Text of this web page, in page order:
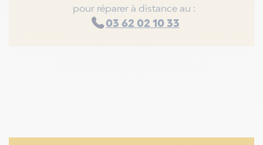
pour réparer à distance au :
03 62 02 10 33